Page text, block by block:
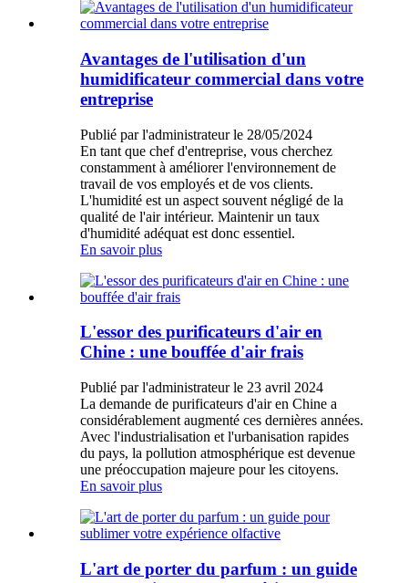
Avantages de l'utilisation d'un
humidificateur commercial dans votre
entreprise
Publié par l'administrateur le 28/05/2024
En tant que chef d'entreprise, vous cherchez
constamment à améliorer l'environnement de
travail de vos employés et de vos clients.
L'humidité est un aspect souvent négligé de la
qualité de l'air intérieur. Maintenir un taux
d'humidité adéquat est donc essentiel.
En savoir plus
L'essor des purificateurs d'air en
Chine : une bouffée d'air frais
Publié par l'administrateur le 23 avril 2024
La demande de purificateurs d'air en Chine a
considérablement augmenté ces dernières années.
Avec l'industrialisation et l'urbanisation rapides
du pays, la pollution atmosphérique est devenue
une préoccupation majeure pour les citoyens.
En savoir plus
L'art de porter du parfum : un guide